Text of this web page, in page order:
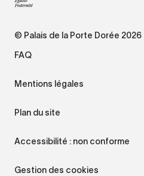
© Palais de la Porte Dorée 2026
FAQ
Mentions légales
Plan du site
Accessibilité : non conforme
Gestion des cookies